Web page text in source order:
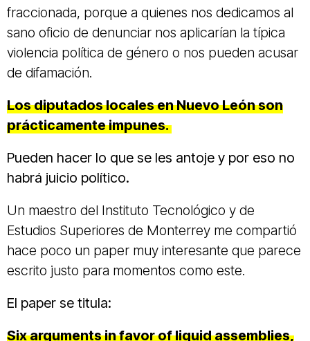
fraccionada, porque a quienes nos dedicamos al
sano oficio de denunciar nos aplicarían la típica
violencia política de género o nos pueden acusar
de difamación.
Los diputados locales en Nuevo León son
prácticamente impunes.
Pueden hacer lo que se les antoje y por eso no
habrá juicio político.
Un maestro del Instituto Tecnológico y de
Estudios Superiores de Monterrey me compartió
hace poco un paper muy interesante que parece
escrito justo para momentos como este.
El paper se titula:
Six arguments in favor of liquid assemblies,